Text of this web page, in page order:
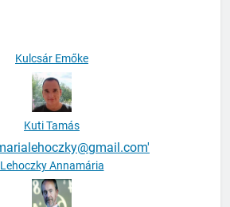
Kulcsár Emőke
Kuti Tamás
Lehoczky Annamária